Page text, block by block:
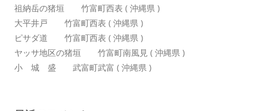
祖納岳の猪垣 竹富町西表 ( 沖縄県 )
大平井戸 竹富町西表 ( 沖縄県 )
ピサダ道 竹富町西表 ( 沖縄県 )
ヤッサ地区の猪垣 竹富町南風見 ( 沖縄県 )
小 城 盛 武富町武富 ( 沖縄県 )